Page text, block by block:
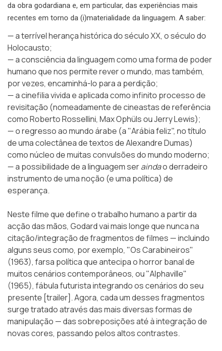
da obra godardiana e, em particular, das experiências mais
recentes em torno da (i)materialidade da linguagem. A saber:
— a terrível herança histórica do século XX, o século do
Holocausto;
— a consciência da linguagem como uma forma de poder
humano que nos permite rever o mundo, mas também,
por vezes, encaminhá-lo para a perdição;
— a cinefilia vivida e aplicada como infinito processo de
revisitação (nomeadamente de cineastas de referência
como Roberto Rossellini, Max Ophüls ou Jerry Lewis);
— o regresso ao mundo árabe (a "Arábia feliz", no título
de uma colectânea de textos de Alexandre Dumas)
como núcleo de muitas convulsões do mundo moderno;
— a possibilidade de a linguagem seraindao derradeiro
instrumento de uma noção (e uma política) de
esperança.
Neste filme que define o trabalho humano a partir da
acção das mãos, Godard vai mais longe que nunca na
citação/integração de fragmentos de filmes — incluindo
alguns seus como, por exemplo, "Os Carabineiros"
(1963), farsa política que antecipa o horror banal de
muitos cenários contemporâneos, ou "Alphaville"
(1965), fábula futurista integrando os cenários do seu
presente [trailer]. Agora, cada um desses fragmentos
surge tratado através das mais diversas formas de
manipulação — das sobreposições até à integração de
novas cores, passando pelos altos contrastes.